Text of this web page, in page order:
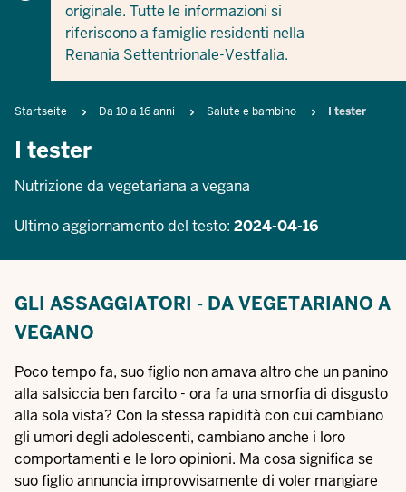
originale. Tutte le informazioni si
riferiscono a famiglie residenti nella
Renania Settentrionale-Vestfalia.
Breadcrumb
Startseite Da 10 a 16 anni Salute e bambino I tester
I tester
Nutrizione da vegetariana a vegana
Ultimo aggiornamento del testo: 2024-04-16
GLI ASSAGGIATORI - DA VEGETARIANO A
VEGANO
Poco tempo fa, suo figlio non amava altro che un panino
alla salsiccia ben farcito - ora fa una smorfia di disgusto
alla sola vista? Con la stessa rapidità con cui cambiano
gli umori degli adolescenti, cambiano anche i loro
comportamenti e le loro opinioni. Ma cosa significa se
suo figlio annuncia improvvisamente di voler mangiare